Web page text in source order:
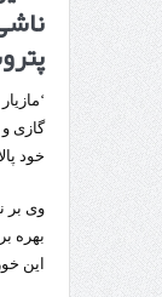
خود
وی بر
بهره
این